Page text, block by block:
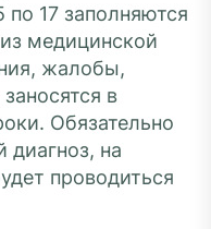
по 17 заполняются
медицинской
жалобы,
в
Обязательно
диагноз, на
проводиться